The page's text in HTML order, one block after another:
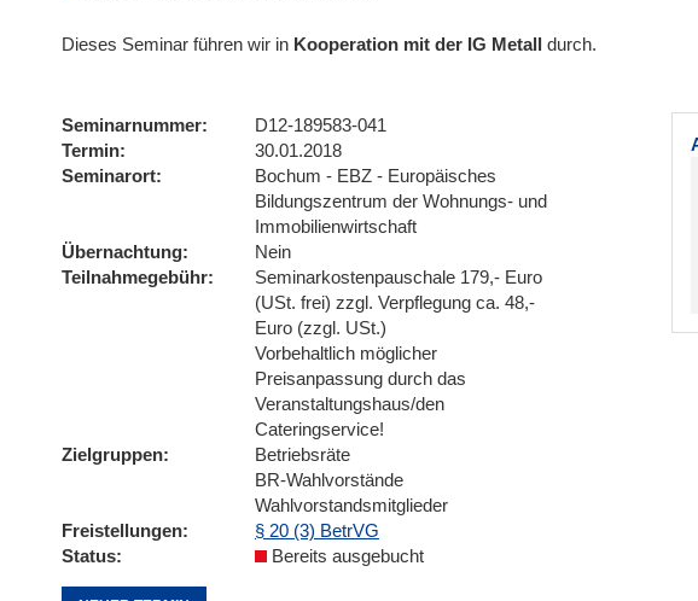
Dieses Seminar führen wir in Kooperation mit der IG Metall durch.
Seminarnummer
D12-189583-041
Termin
30.01.2018
Seminarort
Bochum - EBZ - Europäisches
Bildungszentrum der Wohnungs- und
Immobilienwirtschaft
Übernachtung
Nein
Teilnahmegebühr
Seminarkostenpauschale 179,- Euro
(USt. frei) zzgl. Verpflegung ca. 48,-
Euro (zzgl. USt.)
Vorbehaltlich möglicher
Preisanpassung durch das
Veranstaltungshaus/den
Cateringservice!
Zielgruppen
Betriebsräte
BR-Wahlvorstände
Wahlvorstandsmitglieder
Freistellungen
§ 20 (3) BetrVG
Status
Bereits ausgebucht